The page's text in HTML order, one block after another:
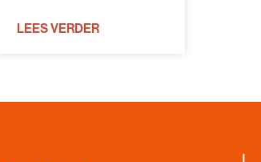
LEES VERDER